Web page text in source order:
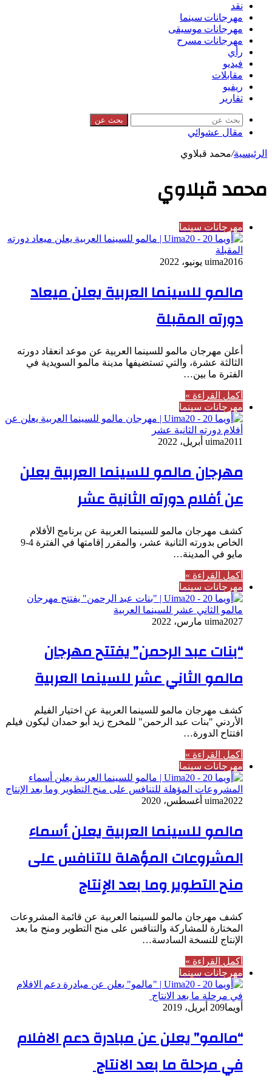
نقد
مهرجانات سينما
مهرجانات موسيقى
مهرجانات مسرح
رأي
فيديو
مقابلات
ريفيو
تقارير
بحث عن
مقال عشوائي
الرئيسية/محمد قبلاوي
محمد قبلاوي
مهرجانات سينما
uima2016 يونيو، 2022
مالمو للسينما العربية يعلن ميعاد
دورته المقبلة
أعلن مهرجان مالمو للسينما العربية عن موعد انعقاد دورته
الثالثة عشرة، والتي تستضيفها مدينة مالمو السويدية في
الفترة ما بين…
أكمل القراءة »
مهرجانات سينما
uima2011 أبريل، 2022
مهرجان مالمو للسينما العربية يعلن
عن أفلام دورته الثانية عشر
كشف مهرجان مالمو للسينما العربية عن برنامج الأفلام
الخاص بدورته الثانية عشر، والمقرر إقامتها في الفترة 4-9
مايو في المدينة…
أكمل القراءة »
مهرجانات سينما
uima2027 مارس، 2022
“بنات عبد الرحمن” يفتتح مهرجان
مالمو الثاني عشر للسينما العربية
كشف مهرجان مالمو للسينما العربية عن اختيار الفيلم
الأردني "بنات عبد الرحمن" للمخرج زيد أبو حمدان ليكون فيلم
افتتاح الدورة…
أكمل القراءة »
مهرجانات سينما
uima2022 أغسطس، 2020
مالمو للسينما العربية يعلن أسماء
المشروعات المؤهلة للتنافس على
منح التطوير وما بعد الإنتاج
كشف مهرجان مالمو للسينما العربية عن قائمة المشروعات
المختارة للمشاركة والتنافس على منح التطوير ومنح ما بعد
الإنتاج للنسخة السادسة…
أكمل القراءة »
مهرجانات سينما
أويما209 أبريل، 2019
“مالمو” يعلن عن مبادرة دعم الافلام
في مرحلة ما بعد الانتاج